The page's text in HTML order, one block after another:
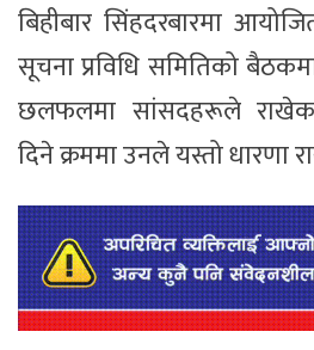
बिहीबार सिंहदरबारमा
सूचना प्रविधि समितिको
छलफलमा सांसदहरूले
दिने क्रममा उनले यस्तो धारणा